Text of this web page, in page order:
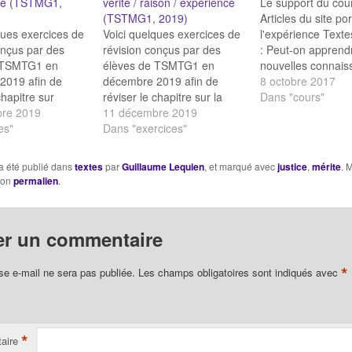
exercices de
par des
en
afin de
sur
: L'expérience
QCM
QCM
Paires sur
QCM sur
QCM :
2019
(TSTMG1, 2019)
Voici quelques exercices de
révision conçus par des
élèves de TSMTG1 en
décembre 2019 afin de
réviser le chapitre sur la
vérité / la raison /
l'expérience : Révisions
raison Révisions sur
l'expérience Révisions sur
Paires : Définitions sur
11 décembre 2019
Dans "exercices"
Articles du site
l'expérience
: Peut-on
nouvelles
Leibniz : Nos
une origine innée
raisonnement
Semmelweis :
8 octobre 2017
Dans "cours"
été publié danstextesparGuillaume Lequien, et marqué avecjustice, mérite.
permalien.
un commentaire
e-mail ne sera pas publiée. Les champs obligatoires sont indiqués avec *
*